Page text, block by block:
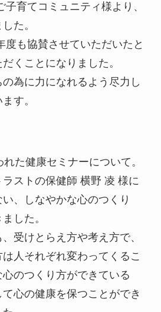
育てコミュニティ様より、
た。
度も協賛させていただいたと
くことになりました。
為に力になれるよう尽力し
す。
た健康セミナーについて。
ストの保健師 横野 凌 様に
い、しなやかな心のつくり
した。
受けとらえ方や考え方で、
人それぞれ変わってくるこ
のつくり方ができている
心の健康を保つことができ